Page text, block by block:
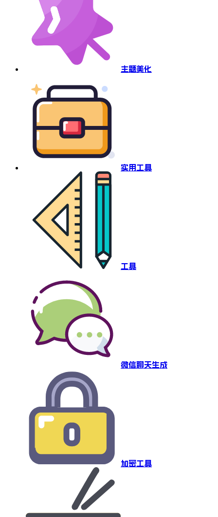
主题美化
实用工具
工具
微信聊天生成
加密工具